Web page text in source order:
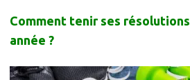
Comment tenir ses
année ?